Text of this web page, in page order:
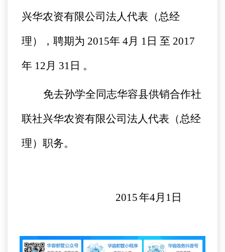
兴华农资有限公司法人代表（总经
理），聘期为 2015年 4月 1 日 至 2017
年 12月 31 日 。
免去孙学全同志华容县供销合作社
联社兴华农资有限公司法人代表（总经
理）职务。
2015年4月 1 日